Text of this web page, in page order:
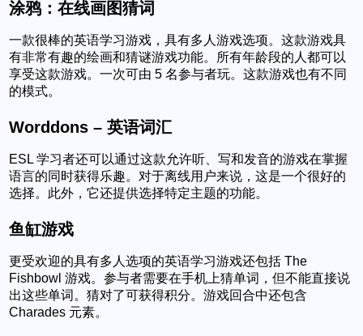
涂鸦：在线画图猜词
一款很棒的英语学习游戏，具有多人游戏选项。这款游戏具
有非常有趣的绘画和猜谜游戏功能。所有年龄段的人都可以
享受这款游戏。一次可由 5 名参与者玩。这款游戏也有不同
的模式。
Worddons – 英语词汇
ESL 学习者还可以通过这款允许听、写和发音的游戏在掌握
语言的同时获得乐趣。对于离线用户来说，这是一个很好的
选择。此外，它还提供选择特定主题的功能。
鱼缸游戏
更受欢迎的具有多人选项的英语学习游戏还包括 The
Fishbowl 游戏。参与者需要在手机上猜单词，但不能直接说
出这些单词。猜对了可获得积分。游戏回合中还包含
Charades 元素。